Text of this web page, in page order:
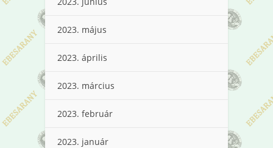
2023. május
2023. április
2023. március
2023. február
2023. január